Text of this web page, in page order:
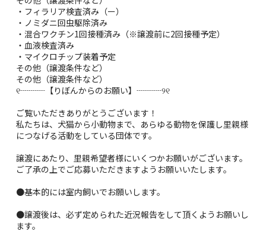
・フィラリア検査済み（ー）
・ノミダニ回虫駆除済み
・混合ワクチン1回接種済み（※譲渡前に2回接種予定）
・血液検査済み
・マイクロチップ装着予定
その他（譲渡条件など）
その他（譲渡条件など）
୧┈┈┈【りぼんからのお願い】┈┈┈୨୧
ご覧いただきありがとうございます！
私たちは、犬猫から小動物まで、あらゆる動物を保護し里親様
につなげる活動をしている団体です。
譲渡にあたり、里親希望者様にいくつかお願いがございます。
ご了承の上でご応募いただきますようお願いいたします。
●基本的には室内飼いでお願いします。
●譲渡後は、必ず定められた近況報告をして頂くようお願いし
ます。